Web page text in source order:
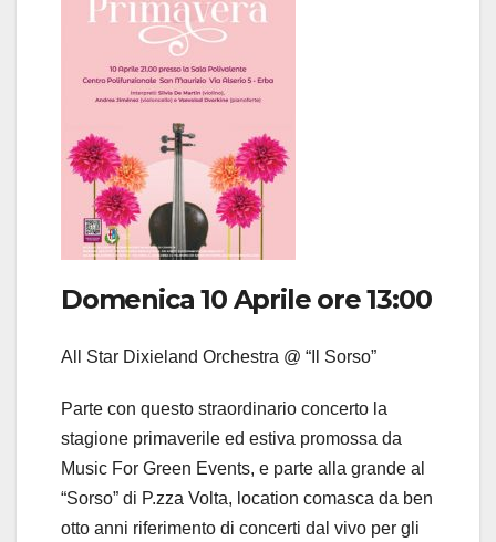
Domenica 10 Aprile ore 13:00
All Star Dixieland Orchestra @ “Il Sorso”
Parte con questo straordinario concerto la
stagione primaverile ed estiva promossa da
Music For Green Events, e parte alla grande al
“Sorso” di P.zza Volta, location comasca da ben
otto anni riferimento di concerti dal vivo per gli